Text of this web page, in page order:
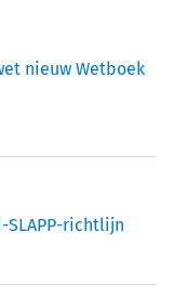
nieuw Wetboek
SLAPP-richtlijn